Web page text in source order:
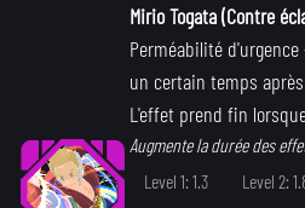
Mirio Togata (Contre
Perméabilité d'urgence
un certain temps
L'effet prend fin
Augmente la durée des
Level 1: 1.3
Level 2: